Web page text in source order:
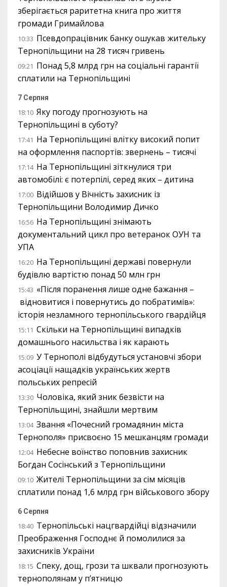
зберігається раритетна книга про життя
громади Гримайлова
10:33 Псевдопрацівник банку ошукав жительку
Тернопільщини на 28 тисяч гривень
09:21 Понад 5,8 млрд грн на соціальні гарантії
сплатили на Тернопільщині
7 Серпня
18:10 Яку погоду прогнозують на
Тернопільщині в суботу?
17:41 На Тернопільщині влітку високий попит
на оформлення паспортів: звернень – тисячі
17:14 На Тернопільщині зіткнулися три
автомобілі: є потерпілі, серед яких – дитина
17:00 Відійшов у Вічність захисник із
Тернопільщини Володимир Дичко
16:56 На Тернопільщині знімають
документальний цикл про ветеранок ОУН та
УПА
16:20 На Тернопільщині державі повернули
будівлю вартістю понад 50 млн грн
15:43 «Після поранення лише одне бажання –
відновитися і повернутись до побратимів»:
історія незламного тернопільського гвардійця
15:11 Скільки на Тернопільщині випадків
домашнього насильства і як карають
15:09 У Тернополі відбудуться установчі збори
асоціації нащадків українських жертв
польських репресій
13:30 Чоловіка, який зник безвісти на
Тернопільщині, знайшли мертвим
13:04 Звання «Почесний громадянин міста
Тернополя» присвоєно 15 мешканцям громади
12:04 Небесне воїнство поповнив захисник
Богдан Сосінський з Тернопільщини
09:10 Жителі Тернопільщини за сім місяців
сплатили понад 1,6 млрд грн військового збору
6 Серпня
18:40 Тернопільські нацгвардійці відзначили
Преображення Господнє й помолилися за
захисників України
18:15 Спеку, дощ, грози та шквали прогнозують
тернополянам у п’ятницю